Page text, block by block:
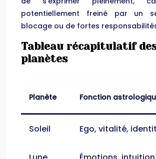
potentiellement freiné par un
blocage ou de fortes
Tableau récapitulatif
planètes
Planète Fonction
Soleil Ego, vitalité,